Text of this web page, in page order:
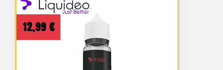
12,99 €